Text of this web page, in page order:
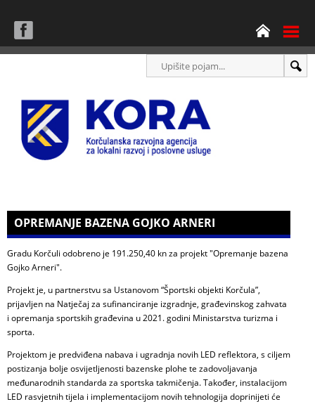
OPREMANJE BAZENA GOJKO ARNERI
Gradu Korčuli odobreno je 191.250,40 kn za projekt "Opremanje bazena
Gojko Arneri".
Projekt je, u partnerstvu sa Ustanovom “Športski objekti Korčula”,
prijavljen na Natječaj za sufinanciranje izgradnje, građevinskog zahvata
i opremanja sportskih građevina u 2021. godini Ministarstva turizma i
sporta.
Projektom je predviđena nabava i ugradnja novih LED reflektora, s ciljem
postizanja bolje osvijetljenosti bazenske plohe te zadovoljavanja
međunarodnih standarda za sportska takmičenja. Također, instalacijom
LED rasvjetnih tijela i implementacijom novih tehnologija doprinijeti će